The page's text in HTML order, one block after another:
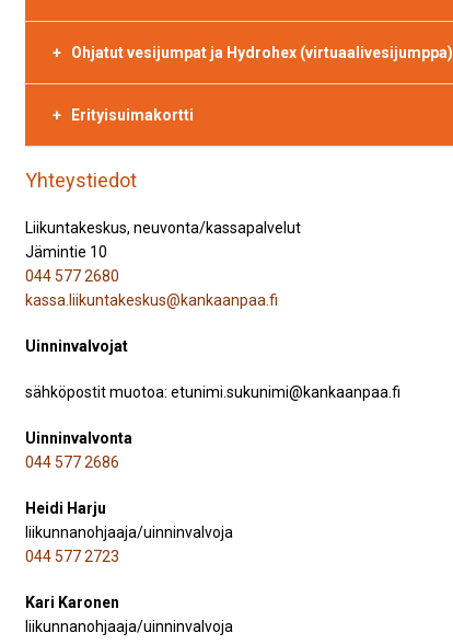
Ohjatut vesijumpat ja Hydrohex (virtuaalivesijumppa)
Erityisuimakortti
Yhteystiedot
Liikuntakeskus, neuvonta/kassapalvelut
Jämintie 10
044 577 2680
kassa.liikuntakeskus@kankaanpaa.fi
Uinninvalvojat
sähköpostit muotoa: etunimi.sukunimi@kankaanpaa.fi
Uinninvalvonta
044 577 2686
Heidi Harju
liikunnanohjaaja/uinninvalvoja
044 577 2723
Kari Karonen
liikunnanohjaaja/uinninvalvoja